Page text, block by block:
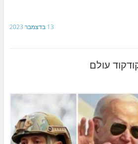
13 בדצמבר 2023
עולם